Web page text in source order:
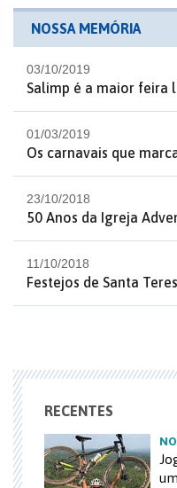
NOSSA MEMÓRIA
03/10/2019
Salimp é a maior feira
01/03/2019
Os carnavais que
23/10/2018
50 Anos da Igreja
11/10/2018
Festejos de Santa
RECENTES